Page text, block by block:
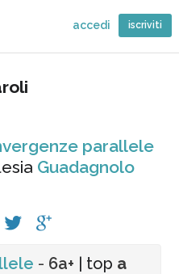
accedi iscriviti
parallele
Guadagnolo
- 6a+ | top a